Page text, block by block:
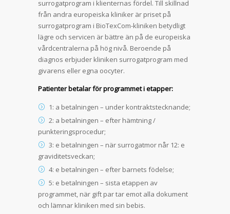
surrogatprogram i klienternas fördel. Till skillnad
från andra europeiska kliniker är priset på
surrogatprogram i BioTexCom-kliniken betydligt
lägre och servicen är bättre än på de europeiska
vårdcentralerna på hög nivå. Beroende på
diagnos erbjuder kliniken surrogatprogram med
givarens eller egna oocyter.
Patienter betalar för programmet i etapper:
1: a betalningen – under kontraktstecknande;
2: a betalningen – efter hämtning /
punkteringsprocedur;
3: e betalningen – när surrogatmor når 12: e
graviditetsveckan;
4: e betalningen – efter barnets födelse;
5: e betalningen – sista etappen av
programmet, när gift par tar emot alla dokument
och lämnar kliniken med sin bebis.